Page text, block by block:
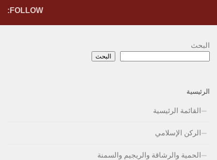
FOLLOW:
البحث
البحث
الرئيسية
القائمة الرئيسية
الركن الإسلامي
الحمية والرشاقة والريجيم والسمنة